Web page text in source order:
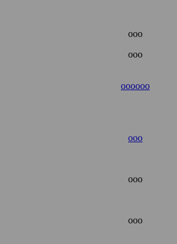
ooo
ooo
oooooo
ooo
ooo
ooo